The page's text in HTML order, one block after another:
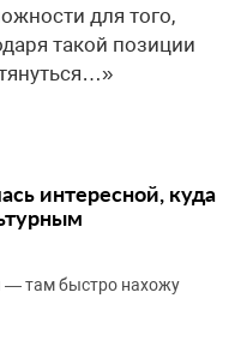
для того,
такой позиции
интересной, куда
— там быстро нахожу